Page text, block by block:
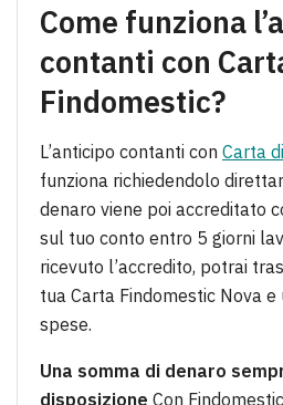
Come funziona
contanti con
Findomestic?
L’anticipo contanti con Carta
funziona richiedendolo
denaro viene poi accreditato
sul tuo conto entro 5 giorni
ricevuto l’accredito, potrai
tua Carta Findomestic Nova
spese.
Una somma di denaro
disposizione Con